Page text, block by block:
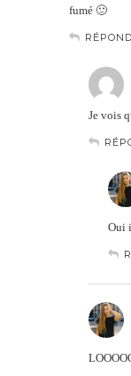
fumé 🙂
Je vois
Oui